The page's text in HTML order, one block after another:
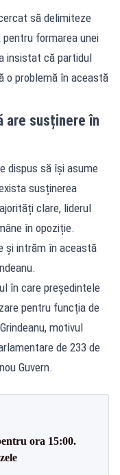
să delimiteze
pentru formarea unei
insistat că partidul
o problemă în această
are susținere în
dispus să își asume
susținerea
clare, liderul
în opoziție.
și intrăm în această
în care președintele
pentru funcția de
motivul
de 233 de
Guvern.
ora 15:00.